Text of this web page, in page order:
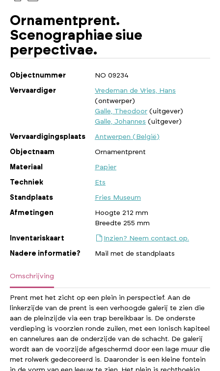
Ornamentprent.
Scenographiae siue
perpectivae.
Objectnummer NO 09234
Vervaardiger
Vredeman de Vries, Hans
(ontwerper)
Galle, Theodoor (uitgever)
Galle, Johannes (uitgever)
Vervaardigingsplaats Antwerpen (België)
Objectnaam Ornamentprent
Materiaal Papier
Techniek Ets
Standplaats Fries Museum
Afmetingen
Hoogte 212 mm
Breedte 255 mm
Inventariskaart Inzien? Neem contact op.
Nadere informatie? Mail met de standplaats
Omschrijving
Prent met het zicht op een plein in perspectief. Aan de
linkerzijde van de prent is een verhoogde galerij te zien die
aan de pleinzijde via een trap bereikbaar is. De onderste
verdieping is voorzien ronde zuilen, met een Ionisch kapiteel
en cannelures aan de onderzijde van de schacht. De galerij
wordt aan de voorzijde afgeschermd door een lage muur die
met rolwerk gedecoreerd is. Daaronder is een kleine fontein